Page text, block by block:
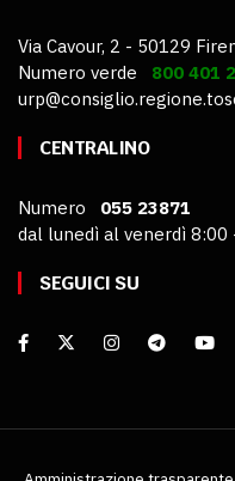
Via Cavour, 2 - 50129
Numero verde 800 401
CENTRALINO
Numero 055 23871
dal lunedì al venerdì 8:00
SEGUICI SU